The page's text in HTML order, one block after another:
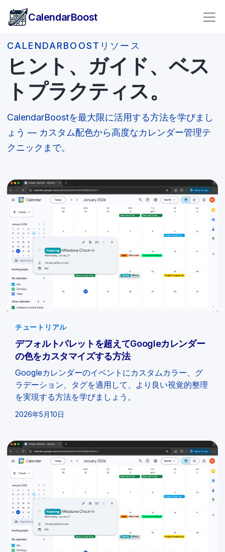
CalendarBoost
CALENDARBOOSTリソース
ヒント、ガイド、ベス
トプラクティス。
CalendarBoostを最大限に活用する方法を学びまし
ょう — カスタム配色から高度なカレンダー管理テ
クニックまで。
チュートリアル
デフォルトパレットを超えてGoogleカレンダー
の色をカスタマイズする方法
Googleカレンダーのイベントにカスタムカラー、グ
ラデーション、タグを適用して、より良い視覚的整理
を実現する方法を学びましょう。
2026年5月10日